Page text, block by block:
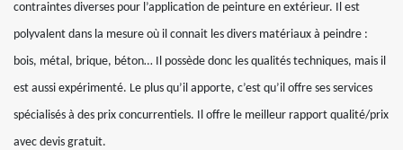
contraintes diverses pour l’application de peinture en extérieur. Il est
polyvalent dans la mesure où il connait les divers matériaux à peindre :
bois, métal, brique, béton… Il possède donc les qualités techniques, mais il
est aussi expérimenté. Le plus qu’il apporte, c’est qu’il offre ses services
spécialisés à des prix concurrentiels. Il offre le meilleur rapport qualité/prix
avec devis gratuit.